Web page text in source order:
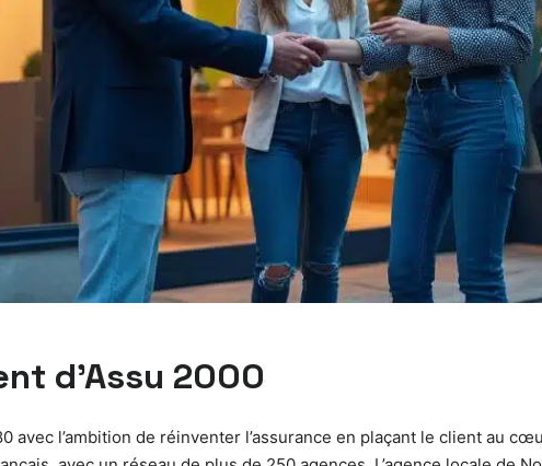
d’Assu 2000
avec l’ambition de réinventer l’assurance en plaçant le client au